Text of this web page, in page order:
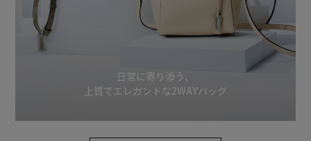
日常に寄り添う、
上質でエレガントな2WAYバッグ